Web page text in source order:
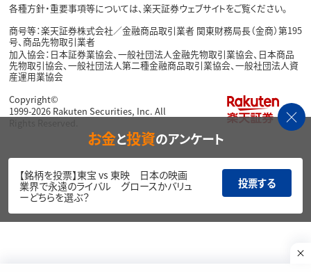
各種方針・重要事項等については、楽天証券ウェブサイトをご覧ください。
商号等：楽天証券株式会社／金融商品取引業者 関東財務局長（金商）第195
号、商品先物取引業者
加入協会：日本証券業協会、一般社団法人金融先物取引業協会、日本商品
先物取引協会、一般社団法人第二種金融商品取引業協会、一般社団法人資
産運用業協会
Copyright©
1999-2026 Rakuten Securities, Inc. All
お金と投資のアンケート
【銘柄を投票】東宝 vs 東映 日本の映画
業界で永遠のライバル グロースかバリュ
ーどちらを選ぶ？
投票する